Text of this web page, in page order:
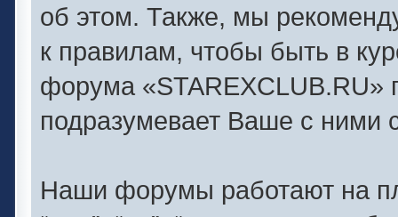
об этом. Также, мы
к правилам, чтобы быть в
форума «STAREXCLUB.RU»
подразумевает Ваше с ними
Наши форумы работают на